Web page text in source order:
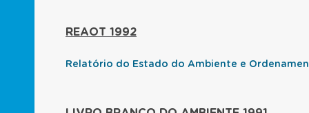
REAOT 1992
Relatório do Estado do Ambiente e